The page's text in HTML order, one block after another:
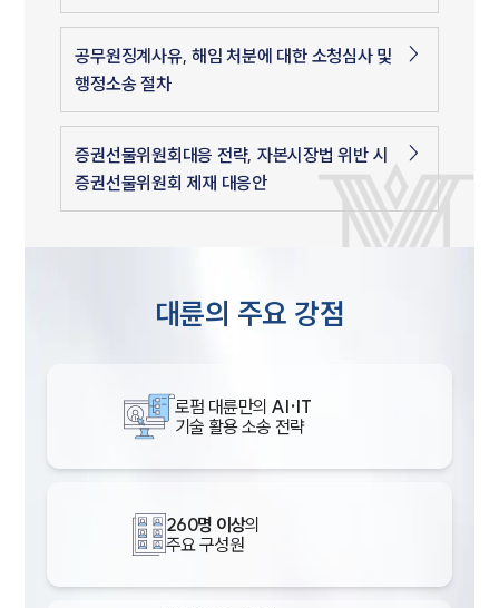
공무원징계사유, 해임 처분에 대한 소청심사 및
행정소송 절차
증권선물위원회대응 전략, 자본시장법 위반 시
증권선물위원회 제재 대응안
대륜의 주요 강점
로펌 대륜만의 AI·IT
기술 활용 소송 전략
260명 이상의
주요 구성원